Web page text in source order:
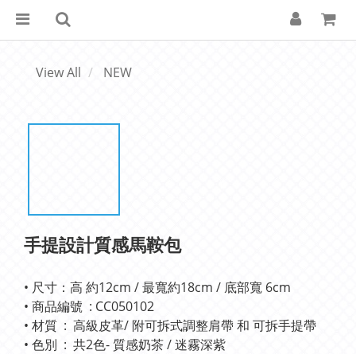
View All NEW
手提設計質感馬鞍包
• 尺寸：高 約12cm / 最寬約18cm / 底部寬 6cm
• 商品編號  : CC050102
• 材質  :  高級皮革/ 附可拆式調整肩帶 和 可拆手提帶
• 色別  :  共2色- 質感奶茶 / 迷霧深紫